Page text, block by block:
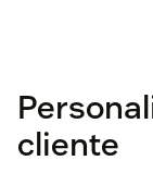
cliente